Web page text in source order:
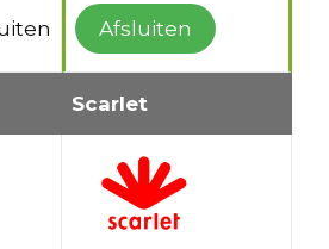
Afsluiten
Scarlet